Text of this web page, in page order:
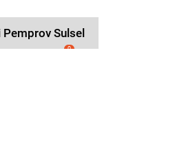
Pemprov Sulsel
0